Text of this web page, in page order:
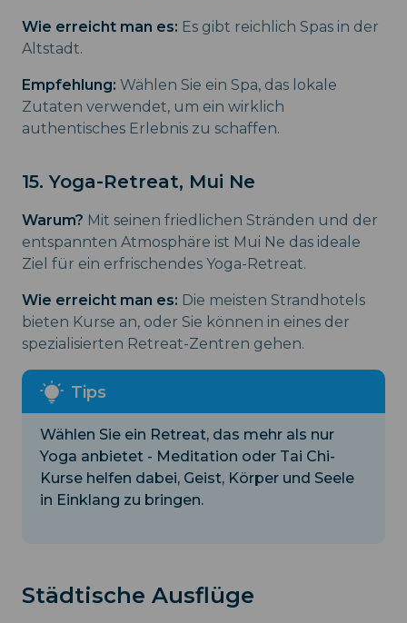
Wie erreicht man es: Es gibt reichlich Spas in der
Altstadt.
Empfehlung: Wählen Sie ein Spa, das lokale
Zutaten verwendet, um ein wirklich
authentisches Erlebnis zu schaffen.
15. Yoga-Retreat, Mui Ne
Warum? Mit seinen friedlichen Stränden und der
entspannten Atmosphäre ist Mui Ne das ideale
Ziel für ein erfrischendes Yoga-Retreat.
Wie erreicht man es: Die meisten Strandhotels
bieten Kurse an, oder Sie können in eines der
spezialisierten Retreat-Zentren gehen.
Wählen Sie ein Retreat, das mehr als nur
Yoga anbietet - Meditation oder Tai Chi-
Kurse helfen dabei, Geist, Körper und Seele
in Einklang zu bringen.
Städtische Ausflüge